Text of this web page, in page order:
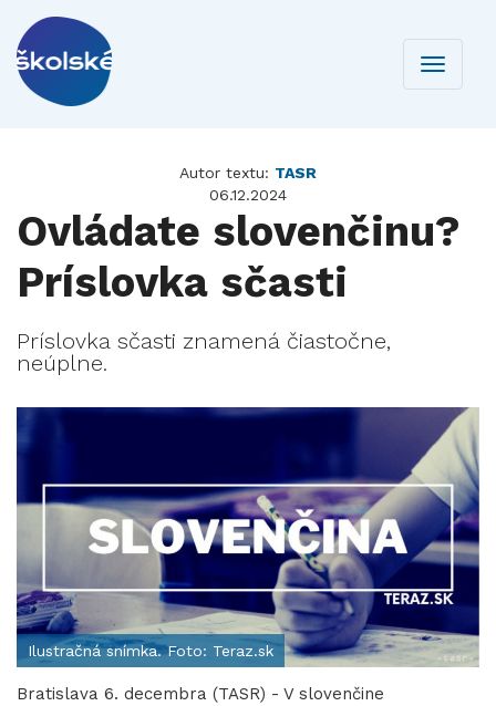
Toggle
Autor textu: TASR
06.12.2024
Ovládate slovenčinu?
Príslovka sčasti
Príslovka sčasti znamená čiastočne,
neúplne.
Ilustračná snímka. Foto: Teraz.sk
Bratislava 6. decembra (TASR) - V slovenčine